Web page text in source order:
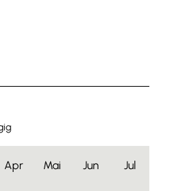
Apr Mai Jun Jul